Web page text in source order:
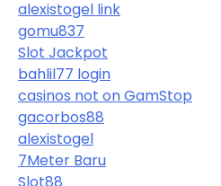
alexistogel link
gomu837
Slot Jackpot
bahlil77 login
casinos not on GamStop
gacorbos88
alexistogel
7Meter Baru